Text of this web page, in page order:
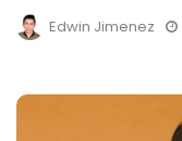
Edwin Jimenez